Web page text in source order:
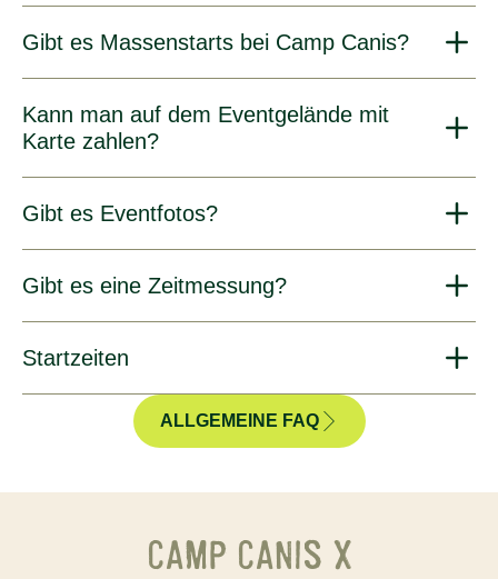
Gibt es Massenstarts bei Camp Canis?
Kann man auf dem Eventgelände mit
Karte zahlen?
Gibt es Eventfotos?
Gibt es eine Zeitmessung?
Startzeiten
ALLGEMEINE FAQ
CAMP CANIS X